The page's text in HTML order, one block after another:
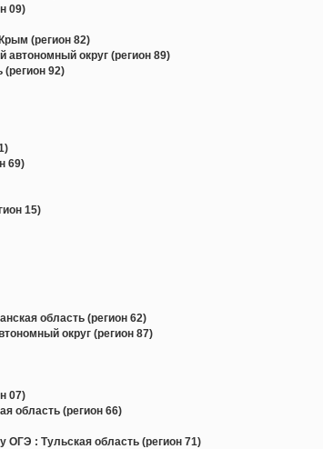
09)
(регион 82)
округ (регион 89)
92)
69)
15)
область (регион 62)
округ (регион 87)
07)
область (регион 66)
: Тульская область (регион 71)